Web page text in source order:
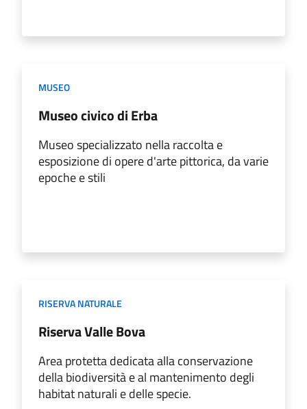
MUSEO
Museo civico di Erba
Museo specializzato nella raccolta e
esposizione di opere d'arte pittorica, da varie
epoche e stili
RISERVA NATURALE
Riserva Valle Bova
Area protetta dedicata alla conservazione
della biodiversità e al mantenimento degli
habitat naturali e delle specie.